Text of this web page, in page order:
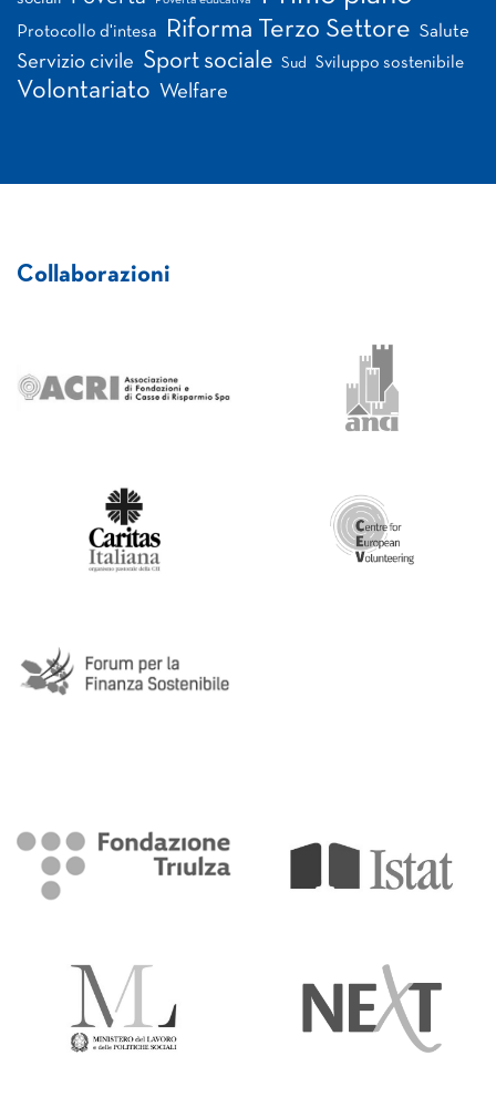
Protocollo d'intesa Riforma Terzo Settore Salute
Servizio civile Sport sociale Sud Sviluppo sostenibile
Volontariato Welfare
Collaborazioni